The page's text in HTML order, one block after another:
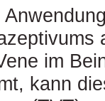
im
kann